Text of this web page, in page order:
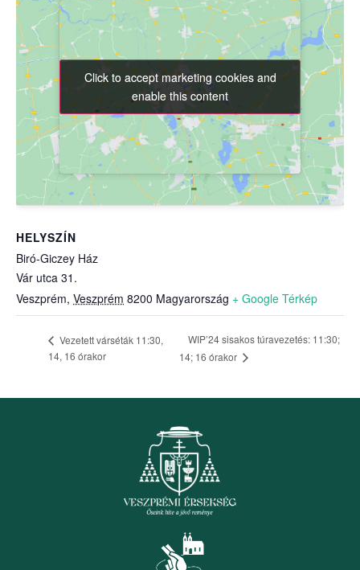
HELYSZÍN
Biró-Giczey Ház
Vár utca 31.
Veszprém, Veszprém 8200 Magyarország + Google Térkép
Click to accept marketing cookies and
enable this content
Click to accept marketing cookies and
enable this content
Vezetett várséták 11:30,
14, 16 órakor
WIP’24 sisakos túravezetés: 11:30;
14; 16 órakor